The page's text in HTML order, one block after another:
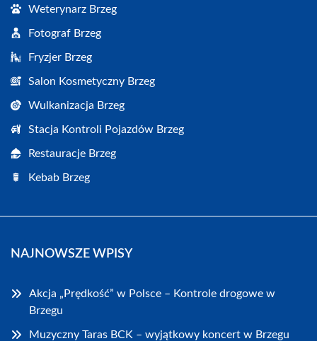
Weterynarz Brzeg
Fotograf Brzeg
Fryzjer Brzeg
Salon Kosmetyczny Brzeg
Wulkanizacja Brzeg
Stacja Kontroli Pojazdów Brzeg
Restauracje Brzeg
Kebab Brzeg
NAJNOWSZE WPISY
Akcja „Prędkość” w Polsce – Kontrole drogowe w
Brzegu
Muzyczny Taras BCK – wyjątkowy koncert w Brzegu